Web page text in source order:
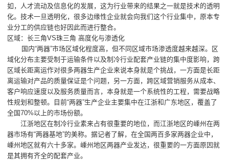
如，人才流动及信息化的发展，这为行业带来的结果之一就是技术的透明
化。技术一旦透明化，很多边缘性企业就会向我们这个行业集中，原本专
业分工的供应链也好因此而进行整合。
区域：长三角VS珠三角 高度化与渗透化
国内“两器”市场区域化程度高，但不同区域市场渗透度越来越深。区
域化分布主要受制于运输条件以及制冷行业配套产业链的集中度影响，跨
区域长距离运作对很多两器生产企业来说本身就是个挑战，一方面是长距
离运输对产品的质量保证是个问题，另一方面，跨区域营销服务从成本、
客户响应速度以及服务质量而言，本身就是一个系统性的工程，需要战略
性规划和整顿。目前“两器”生产企业主要集中在江浙和广东地区，覆盖了
全国70%以上的市场份额。
江浙地区在制冷行业素来占有很重要的地位，而江浙地区的嵊州在两
器市场有“两器基地”的美称。据记者了解，在全国两百多家两器企业中，
嵊州地区就有六十多家。嵊州地区两器产业发达，很重要的一方面原因就
是其拥有齐全的配套产业。